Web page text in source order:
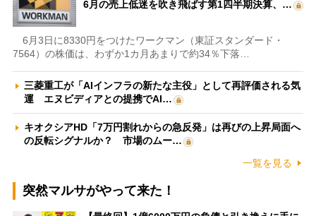
6月の売上低迷を吹き飛ばす第1四半期決算、…
6月3日に8330円をつけたワークマン（東証スタンダード・
7564）の株価は、わずか1カ月あまりで約34％下落…
三菱重工が「AIインフラの新たな主役」として再評価される気
運 エヌビディアとの提携でAI…
キオクシアHD「7万円割れからの急反発」は再びの上昇局面へ
の反転シグナルか？ 市場のムー…
一覧を見る
突然マルサがやって来た！